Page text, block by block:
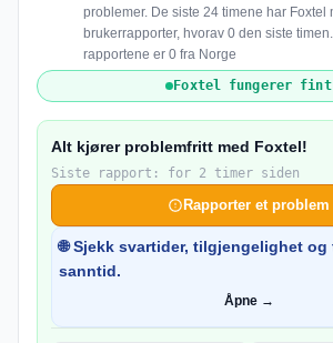
problemer. De siste 24 timene har Foxtel
brukerrapporter, hvorav 0 den siste
rapportene er 0 fra Norge
Foxtel fungerer fint
Alt kjører problemfritt med Foxtel!
Siste rapport: for 2 timer siden
Rapporter et problem
🌐 Sjekk svartider, tilgjengelighet
sanntid.
Åpne →